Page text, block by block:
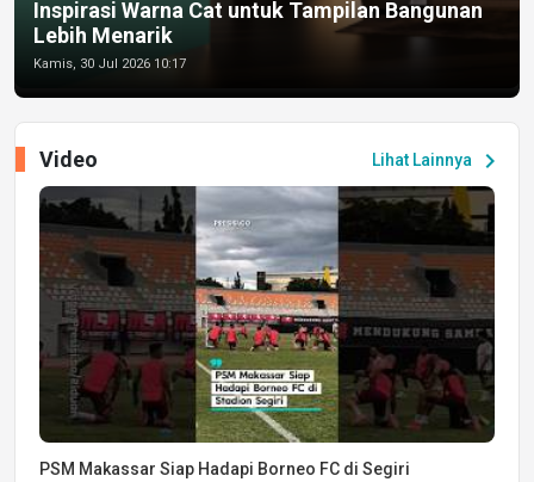
Inspirasi Warna Cat untuk Tampilan Bangunan
Lebih Menarik
Kamis, 30 Jul 2026 10:17
Lihat Lainnya chevron_right
Video
PSM Makassar Siap Hadapi Borneo FC di Segiri